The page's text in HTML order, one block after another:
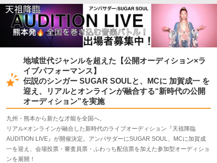
地域世代ジャンルを超えた【公開オーディション×ラ
イブパフォーマンス】
伝説のシンガー SUGAR SOULと、MCに 加賀成一 を
迎え、リアルとオンラインが融合する“新時代の公開
オーディション”を実施
九州・熊本から新たな才能を全国へ。
リアル×オンラインが融合した新時代のライブオーディション『天祖降臨
AUDITION LIVE』が開催決定。アンバサダーにSUGAR SOUL、MCに加賀成
一を迎え、会場投票・審査員票・ふわっち配信票を加えた参加型オーディショ
ンを展開！